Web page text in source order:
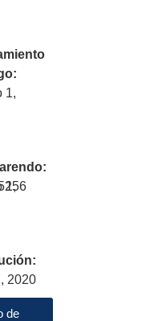
1,
1,
2020
de